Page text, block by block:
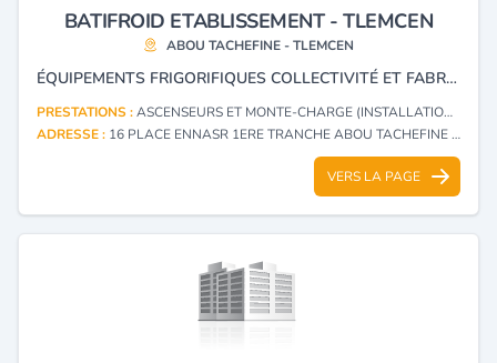
BATIFROID ETABLISSEMENT - TLEMCEN
ABOU TACHEFINE - TLEMCEN
ÉQUIPEMENTS FRIGORIFIQUES COLLECTIVITÉ ET FABRICATION DES ASCENSEURS
PRESTATIONS :ASCENSEURS ET MONTE-CHARGE (INSTALLATION, RÉPARATION)
ADRESSE : 16 PLACE ENNASR 1ERE TRANCHE ABOU TACHEFINE - TLEMCEN
VERS LA PAGE